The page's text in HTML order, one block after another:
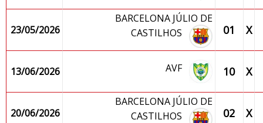
23/05/2026
BARCELONA JÚLIO DE
CASTILHOS
01 X
13/06/2026 AVF 10 X
20/06/2026
BARCELONA JÚLIO DE
CASTILHOS
02 X